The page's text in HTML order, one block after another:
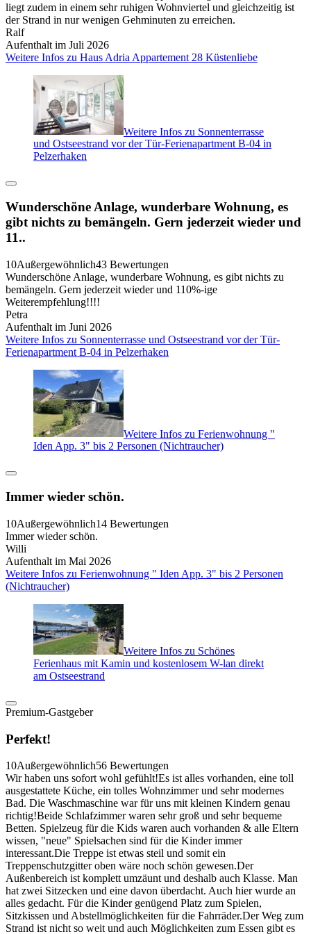
liegt zudem in einem sehr ruhigen Wohnviertel und gleichzeitig ist
der Strand in nur wenigen Gehminuten zu erreichen.
Ralf
Aufenthalt im Juli 2026
Weitere Infos zu Haus Adria Appartement 28 Küstenliebe
Weitere Infos zu Sonnenterrasse
und Ostseestrand vor der Tür-Ferienapartment B-04 in
Pelzerhaken
Wunderschöne Anlage, wunderbare Wohnung, es
gibt nichts zu bemängeln. Gern jederzeit wieder und
11..
10Außergewöhnlich43 Bewertungen
Wunderschöne Anlage, wunderbare Wohnung, es gibt nichts zu
bemängeln. Gern jederzeit wieder und 110%-ige
Weiterempfehlung!!!!
Petra
Aufenthalt im Juni 2026
Weitere Infos zu Sonnenterrasse und Ostseestrand vor der Tür-
Ferienapartment B-04 in Pelzerhaken
Weitere Infos zu Ferienwohnung "
Iden App. 3" bis 2 Personen (Nichtraucher)
Immer wieder schön.
10Außergewöhnlich14 Bewertungen
Immer wieder schön.
Willi
Aufenthalt im Mai 2026
Weitere Infos zu Ferienwohnung " Iden App. 3" bis 2 Personen
(Nichtraucher)
Weitere Infos zu Schönes
Ferienhaus mit Kamin und kostenlosem W-lan direkt
am Ostseestrand
Premium-Gastgeber
Perfekt!
10Außergewöhnlich56 Bewertungen
Wir haben uns sofort wohl gefühlt!Es ist alles vorhanden, eine toll
ausgestattete Küche, ein tolles Wohnzimmer und sehr modernes
Bad. Die Waschmaschine war für uns mit kleinen Kindern genau
richtig!Beide Schlafzimmer waren sehr groß und sehr bequeme
Betten. Spielzeug für die Kids waren auch vorhanden & alle Eltern
wissen, "neue" Spielsachen sind für die Kinder immer
interessant.Die Treppe ist etwas steil und somit ein
Treppenschutzgitter oben wäre noch schön gewesen.Der
Außenbereich ist komplett umzäunt und deshalb auch Klasse. Man
hat zwei Sitzecken und eine davon überdacht. Auch hier wurde an
alles gedacht. Für die Kinder genügend Platz zum Spielen,
Sitzkissen und Abstellmöglichkeiten für die Fahrräder.Der Weg zum
Strand ist nicht so weit und auch Möglichkeiten zum Essen gibt es